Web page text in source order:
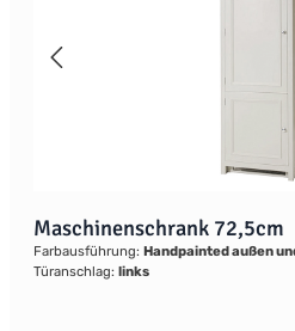
Maschinenschrank 72,5cm
Farbausführung: Handpainted außen
Türanschlag: links